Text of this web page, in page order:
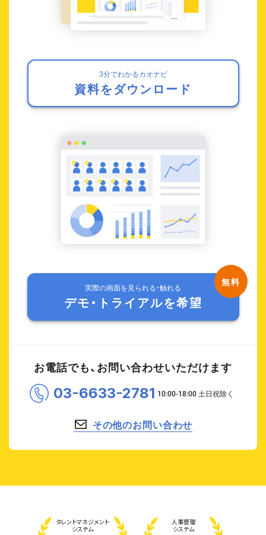
3分でわかるカオナビ
資料をダウンロード
実際の画面を見られる・触れる
デモ・トライアルを希望
お電話でも、お問い合わせいただけます
03-6633-2781
その他のお問い合わせ
タレントマネジメント
システム
人事管理
システム